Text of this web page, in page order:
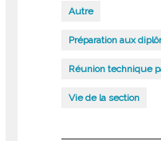
Autre
Préparation aux
Réunion technique
Vie de la section